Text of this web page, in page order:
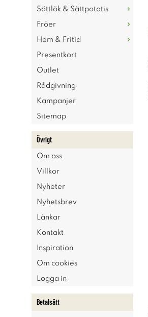
Sättlök & Sättpotatis
Fröer
Hem & Fritid
Presentkort
Outlet
Rådgivning
Kampanjer
Sitemap
Övrigt
Om oss
Villkor
Nyheter
Nyhetsbrev
Länkar
Kontakt
Inspiration
Om cookies
Logga in
Betalsätt